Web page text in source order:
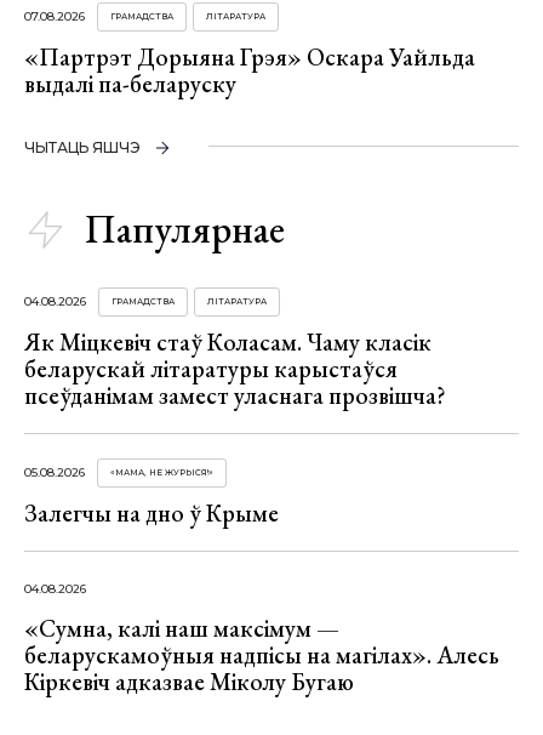
07.08.2026 ГРАМАДСТВА ЛІТАРАТУРА
«Партрэт Дорыяна Грэя» Оскара Уайльда
выдалі па-беларуску
ЧЫТАЦЬ ЯШЧЭ
Папулярнае
04.08.2026 ГРАМАДСТВА ЛІТАРАТУРА
Як Міцкевіч стаў Коласам. Чаму класік
беларускай літаратуры карыстаўся
псеўданімам замест уласнага прозвішча?
05.08.2026 «МАМА, НЕ ЖУРЫСЯ!»
Залегчы на дно ў Крыме
04.08.2026
«Сумна, калі наш максімум —
беларускамоўныя надпісы на магілах». Алесь
Кіркевіч адказвае Міколу Бугаю